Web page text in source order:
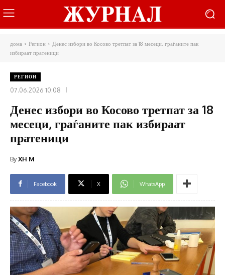
дома Регион
Денес избори во Косово третпат за 18 месеци, граѓаните пак
избираат пратеници
РЕГИОН
07.06.2026 10:08
Денес избори во Косово третпат за 18
месеци, граѓаните пак избираат
пратеници
ByXH M
Facebook X WhatsApp